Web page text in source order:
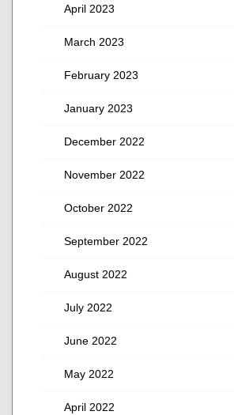
April 2023
March 2023
February 2023
January 2023
December 2022
November 2022
October 2022
September 2022
August 2022
July 2022
June 2022
May 2022
April 2022